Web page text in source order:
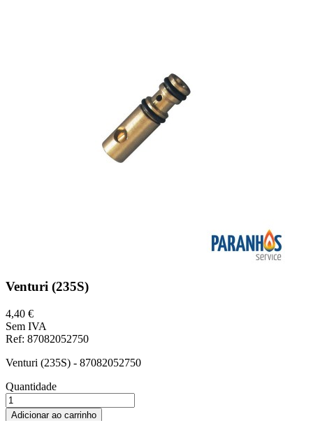
Venturi (235S)
4,40 €
Sem IVA
Ref: 87082052750
Venturi (235S) - 87082052750
Quantidade
Adicionar ao carrinho